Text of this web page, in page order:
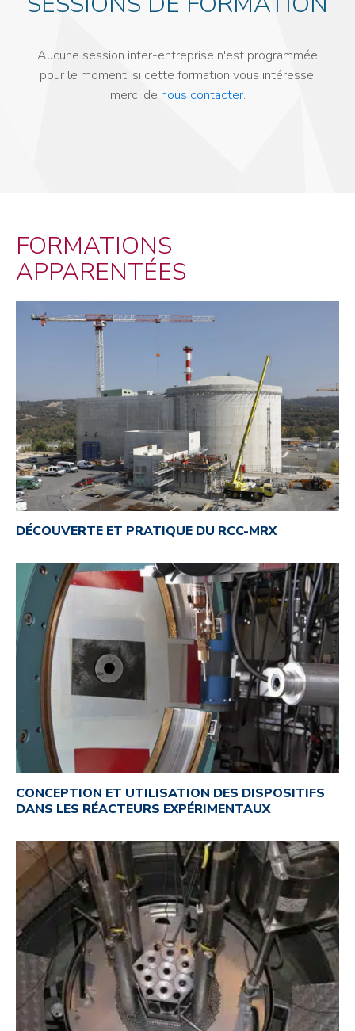
Aucune session inter-entreprise n'est programmée
pour le moment, si cette formation vous intéresse,
merci de nous contacter.
FORMATIONS
APPARENTÉES
DÉCOUVERTE ET PRATIQUE DU RCC-MRX
CONCEPTION ET UTILISATION DES DISPOSITIFS
DANS LES RÉACTEURS EXPÉRIMENTAUX